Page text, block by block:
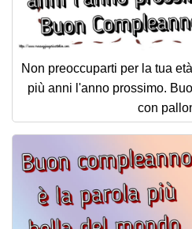
Non preoccuparti per la tua
più anni l'anno prossimo.
con